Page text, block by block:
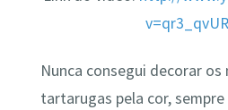
Nunca consegui decorar os
tartarugas pela cor,